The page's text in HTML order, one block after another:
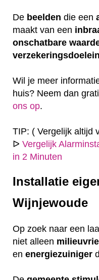
De beelden die een
maakt van een
onschatbare
Wil je meer
huis? Neem dan
ons op.
TIP: ( Vergelijk altijd
ᐅ Vergelijk
in 2 Minuten
Installatie
Wijnjewoude
Op zoek naar een
niet alleen
en energiezuiniger